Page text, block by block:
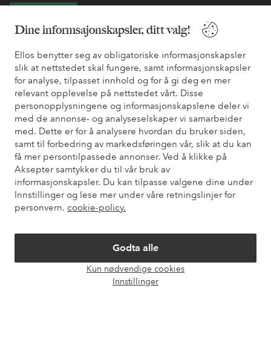
Dine informsajonskapsler, ditt valg!
Ellos benytter seg av obligatoriske informasjonskapsler
slik at nettstedet skal fungere, samt informasjonskapsler
for analyse, tilpasset innhold og for å gi deg en mer
relevant opplevelse på nettstedet vårt. Disse
personopplysningene og informasjonskapslene deler vi
med de annonse- og analyseselskaper vi samarbeider
med. Dette er for å analysere hvordan du bruker siden,
samt til forbedring av markedsføringen vår, slik at du kan
få mer persontilpassede annonser. Ved å klikke på
Aksepter samtykker du til vår bruk av
informasjonskapsler. Du kan tilpasse valgene dine under
Innstillinger og lese mer under våre retningslinjer for
personvern. cookie-policy.
Godta alle
Kun nødvendige cookies
Innstillinger
Trenger du hjelp?
Du finner svar på de vanligste spørsmålene i vår FAQ. Du finner
også informasjon om hvordan du kan kontakte oss.
Kundeservice Bestilling Betalingsmåte
Mine sider
Om Ellos